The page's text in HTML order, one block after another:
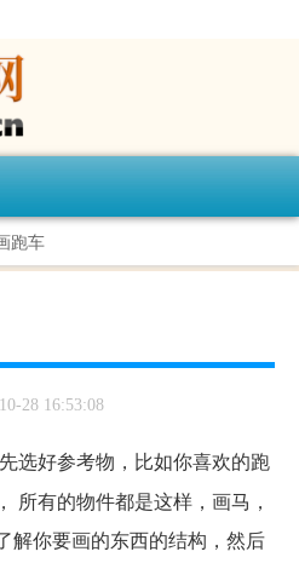
跑车
28 16:53:08
先选好参考物，比如你喜欢的跑
所有的物件都是这样，画马，
解你要画的东西的结构，然后